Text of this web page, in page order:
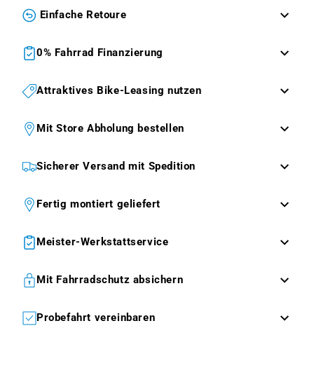
Einfache Retoure
0% Fahrrad Finanzierung
Attraktives Bike-Leasing nutzen
Mit Store Abholung bestellen
Sicherer Versand mit Spedition
Fertig montiert geliefert
Meister-Werkstattservice
Mit Fahrradschutz absichern
Probefahrt vereinbaren